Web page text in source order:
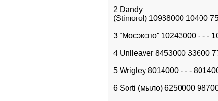
2 Dandy
(Stimorol) 10938000 10400
3 “Мосэкспо” 10243000 - - -
4 Unileaver 8453000 33600
5 Wrigley 8014000 - - -
6 Sorti (мыло) 6250000